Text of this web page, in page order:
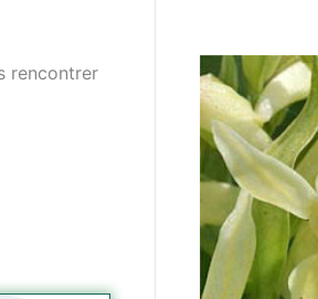
rencontrer